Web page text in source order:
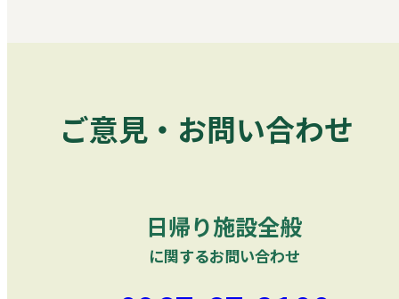
ご意見・お問い合わせ
日帰り施設全般
に関するお問い合わせ